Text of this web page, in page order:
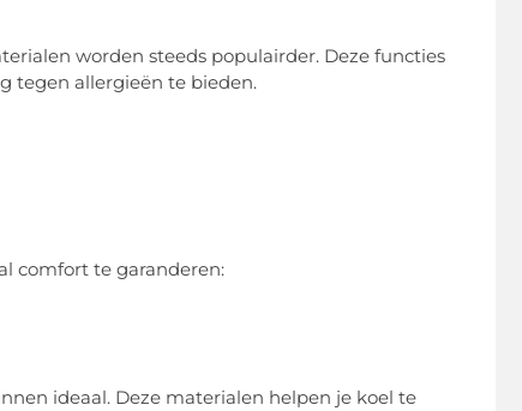
worden steeds populairder. Deze functies
tegen allergieën te bieden.
comfort te garanderen:
ideaal. Deze materialen helpen je koel te